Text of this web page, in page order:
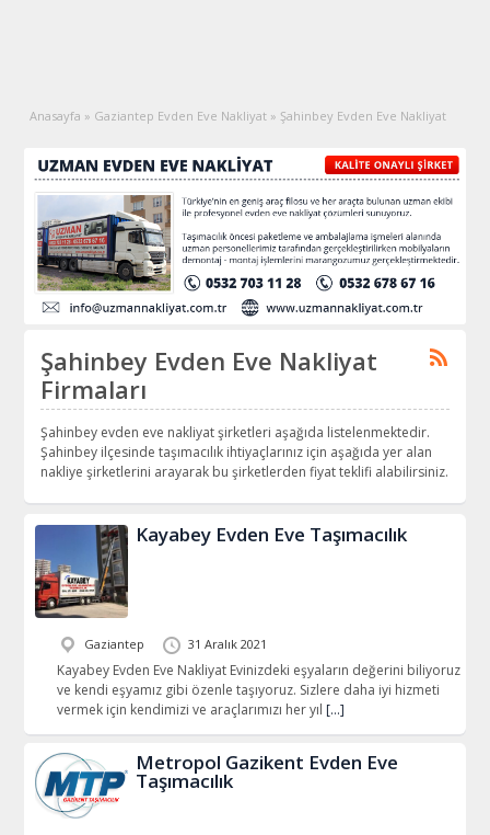
Anasayfa » Gaziantep Evden Eve Nakliyat » Şahinbey Evden Eve Nakliyat
Şahinbey Evden Eve Nakliyat
Firmaları
Şahinbey evden eve nakliyat şirketleri aşağıda listelenmektedir.
Şahinbey ilçesinde taşımacılık ihtiyaçlarınız için aşağıda yer alan
nakliye şirketlerini arayarak bu şirketlerden fiyat teklifi alabilirsiniz.
Kayabey Evden Eve Taşımacılık
Gaziantep 31 Aralık 2021
Kayabey Evden Eve Nakliyat Evinizdeki eşyaların değerini biliyoruz
ve kendi eşyamız gibi özenle taşıyoruz. Sizlere daha iyi hizmeti
vermek için kendimizi ve araçlarımızı her yıl […]
Metropol Gazikent Evden Eve
Taşımacılık